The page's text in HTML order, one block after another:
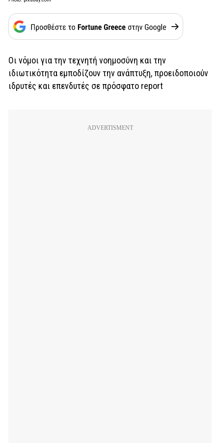
Οι νόμοι για την τεχνητή νοημοσύνη και την
ιδιωτικότητα εμποδίζουν την ανάπτυξη, προειδοποιούν
ιδρυτές και επενδυτές σε πρόσφατο report